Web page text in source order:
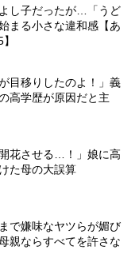
し子だったが…「うど
まる小さな違和感【あ
目移りしたのよ！」義
高学歴が原因だと主
花させる…！」娘に高
た母の大誤算
で嫌味なヤツらが媚び
親ならすべてを許さな